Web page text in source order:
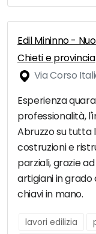
Edil Mininno -
Chieti e provincia
Via Corso
Esperienza
professionalità,
Abruzzo su tutta
costruzioni e
parziali, grazie
artigiani in
chiavi in mano.
lavori edilizia